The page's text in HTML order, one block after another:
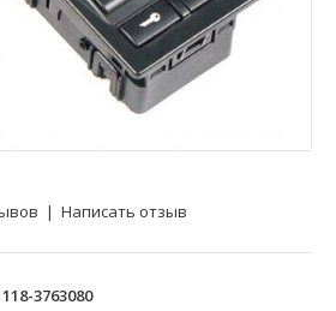
| Написать отзыв
3763080